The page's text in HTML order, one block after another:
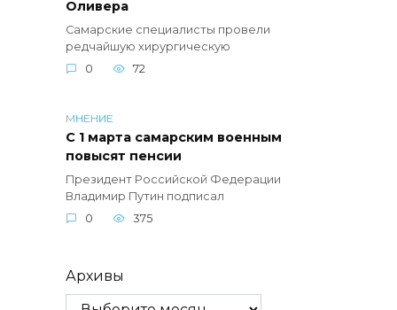
Оливера
Самарские специалисты провели
редчайшую хирургическую
0
72
МНЕНИЕ
С 1 марта самарским военным
повысят пенсии
Президент Российской Федерации
Владимир Путин подписал
0
375
Архивы